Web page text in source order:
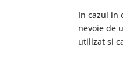
In cazul in
nevoie de
utilizat si